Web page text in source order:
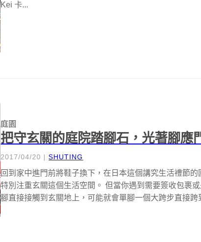
Kei 卡...
庭園
把守玄關的庭院踏腳石，光著腳應
2017/04/20 |SHUTING
回到家中進門前將鞋子換下，在日本這個講究生活禮節
特別注重玄關這個生活空間。 但當你遇到需要簽收包裹
腳直接接觸到玄關地上，可能就會單腳一個大跨步直接